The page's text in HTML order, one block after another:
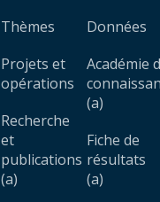
Thèmes
Projets et
opérations
Recherche
et
publications
(a)
Données
Académie
(a)
Fiche de
résultats
(a)